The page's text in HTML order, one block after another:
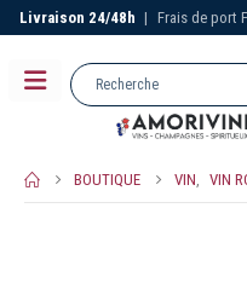
Livraison 24/48h | Frais de port
BOUTIQUE VIN, VIN